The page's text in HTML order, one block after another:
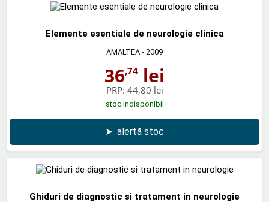
Elemente esentiale de neurologie clinica
AMALTEA - 2009
36,74 lei
PRP: 44,80 lei
stoc indisponibil
➤ alertă stoc
Ghiduri de diagnostic si tratament in neurologie